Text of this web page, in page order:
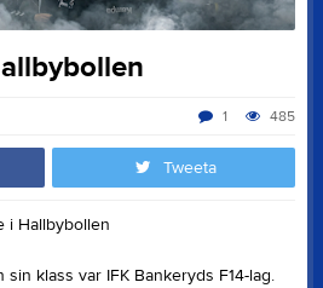
485
1
Tweeta
i Hallbybollen
klass var IFK Bankeryds F14-lag.